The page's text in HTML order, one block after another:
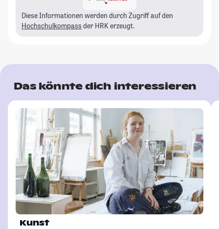
Diese Informationen werden durch Zugriff auf den
Hochschulkompass der HRK erzeugt.
Das könnte dich interessieren
Kunst